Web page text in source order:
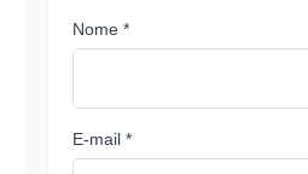
Nome *
E-mail *